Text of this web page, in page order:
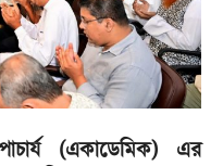
(একাডেমিক) এর